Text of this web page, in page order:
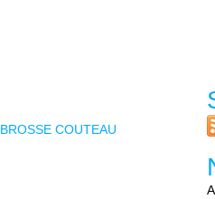
BROSSE COUTEAU